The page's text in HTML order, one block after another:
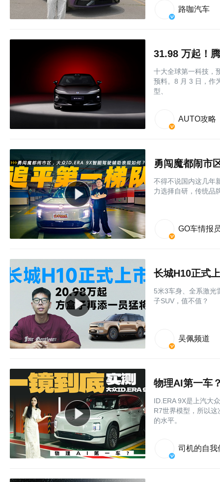
路咖汽车
31.98 万起！
十大全球第一科技，
预料。8 月 3 日，作
型、
AUTO攻略
勇闯魔都闹市
不得不说国内这几年
力选择自研，传统品
GO车情报
长城H10正式
5米3车身、全系激光
子SUV，值不值？
吴佩频道
物理AI第一车
ID.ERA 9X是上汽大
R7世界模型，所以
的水平。
司机的自我